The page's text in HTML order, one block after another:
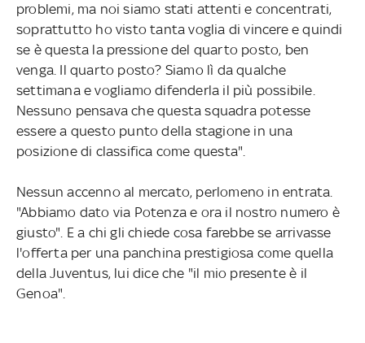
problemi, ma noi siamo stati attenti e concentrati,
soprattutto ho visto tanta voglia di vincere e quindi
se è questa la pressione del quarto posto, ben
venga. Il quarto posto? Siamo lì da qualche
settimana e vogliamo difenderla il più possibile.
Nessuno pensava che questa squadra potesse
essere a questo punto della stagione in una
posizione di classifica come questa".
Nessun accenno al mercato, perlomeno in entrata.
"Abbiamo dato via Potenza e ora il nostro numero è
giusto". E a chi gli chiede cosa farebbe se arrivasse
l'offerta per una panchina prestigiosa come quella
della Juventus, lui dice che "il mio presente è il
Genoa".